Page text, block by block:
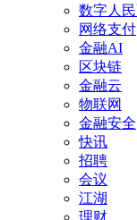
数字人
网络支付
金融AI
区块链
金融云
物联网
金融安全
快讯
招聘
会议
江湖
理财